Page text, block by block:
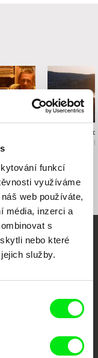
funkcí
využíváme
web používáte,
média, inzerci a
s
nebo které
služby.
Karolína
Mezi vším a
7 klíčových evropských